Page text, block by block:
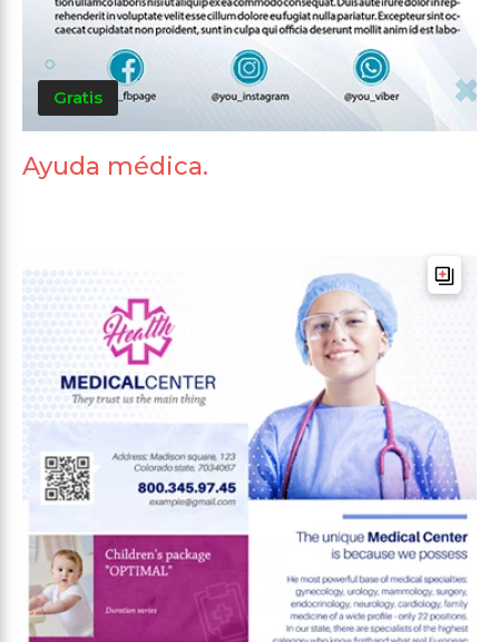
Gratis
Ayuda médica.